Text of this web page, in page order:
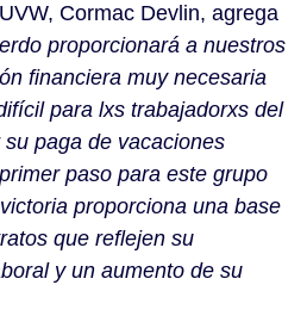
Cormac Devlin, agrega
proporcionará a nuestros
financiera muy necesaria
para lxs trabajadorxs del
paga de vacaciones
paso para este grupo
proporciona una base
que reflejen su
y un aumento de su